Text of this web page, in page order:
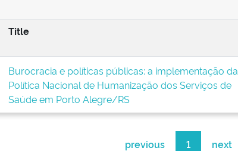
Title
Burocracia e políticas públicas: a implementação da
Política Nacional de Humanização dos Serviços de
Saúde em Porto Alegre/RS
previous 1 next